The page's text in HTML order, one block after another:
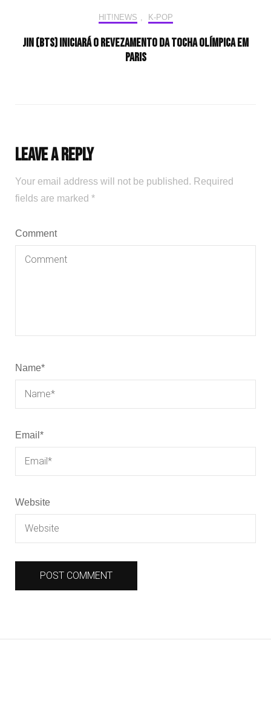
HIT!NEWS , K-POP
Jin (BTS) iniciará o revezamento da tocha olímpica em
Paris
Leave a Reply
Your email address will not be published. Required
fields are marked *
Comment
Name*
Email *
Website